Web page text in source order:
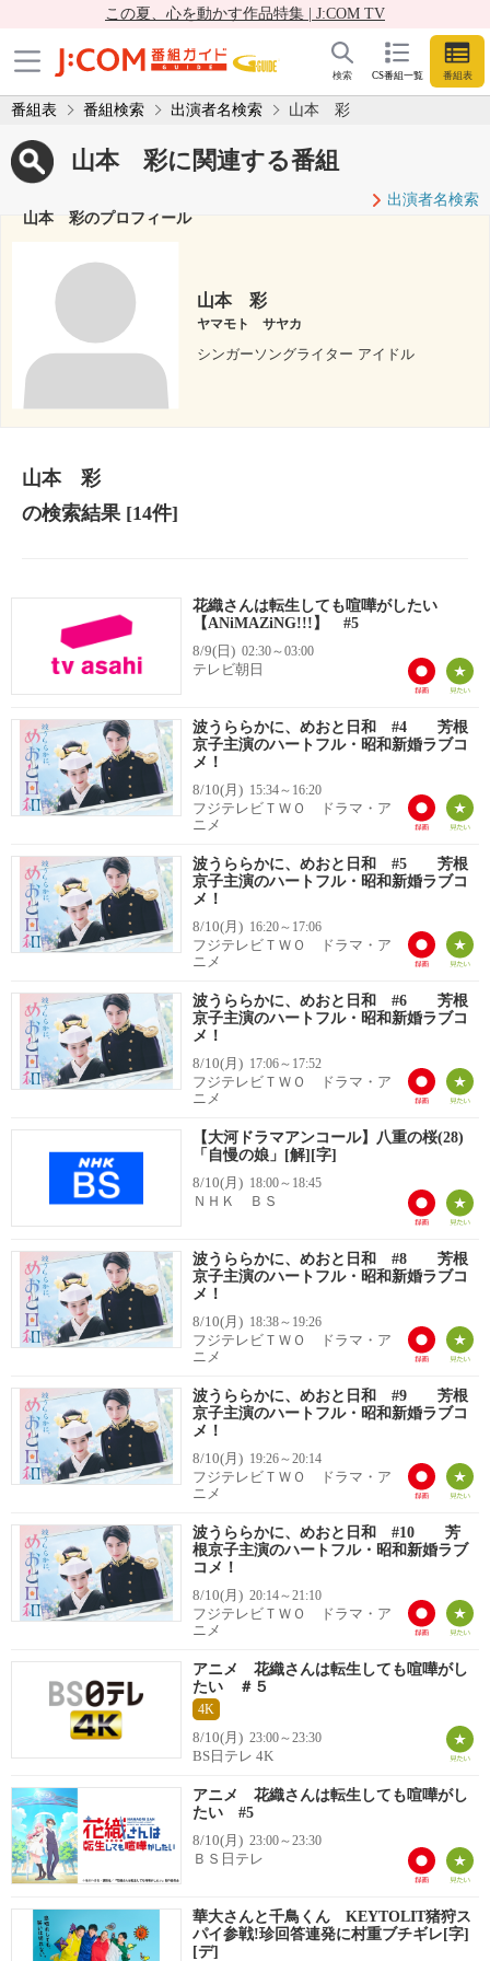
この夏、心を動かす作品特集 | J:COM TV
CS番組一覧 番組表
検索
番組表 番組検索 出演者名検索 山本 彩
山本 彩に関連する番組
出演者名検索
山本 彩のプロフィール
山本 彩
ヤマモト サヤカ
シンガーソングライター アイドル
山本 彩
の検索結果[14件]
花織さんは転生しても喧嘩がしたい
【ANiMAZiNG!!!】 #5
8/9(日) 02:30～03:00
テレビ朝日
波うららかに、めおと日和 #4 芳根
京子主演のハートフル・昭和新婚ラブコ
メ！
8/10(月) 15:34～16:20
フジテレビＴＷＯ ドラマ・ア
ニメ
波うららかに、めおと日和 #5 芳根
京子主演のハートフル・昭和新婚ラブコ
メ！
8/10(月) 16:20～17:06
フジテレビＴＷＯ ドラマ・ア
ニメ
波うららかに、めおと日和 #6 芳根
京子主演のハートフル・昭和新婚ラブコ
メ！
8/10(月) 17:06～17:52
フジテレビＴＷＯ ドラマ・ア
ニメ
【大河ドラマアンコール】八重の桜(28)
「自慢の娘」[解][字]
8/10(月) 18:00～18:45
ＮＨＫ ＢＳ
波うららかに、めおと日和 #8 芳根
京子主演のハートフル・昭和新婚ラブコ
メ！
8/10(月) 18:38～19:26
フジテレビＴＷＯ ドラマ・ア
ニメ
波うららかに、めおと日和 #9 芳根
京子主演のハートフル・昭和新婚ラブコ
メ！
8/10(月) 19:26～20:14
フジテレビＴＷＯ ドラマ・ア
ニメ
波うららかに、めおと日和 #10 芳
根京子主演のハートフル・昭和新婚ラブ
コメ！
8/10(月) 20:14～21:10
フジテレビＴＷＯ ドラマ・ア
ニメ
アニメ 花織さんは転生しても喧嘩がし
たい ＃５
4K
8/10(月) 23:00～23:30
BS日テレ 4K
アニメ 花織さんは転生しても喧嘩がし
たい #5
8/10(月) 23:00～23:30
ＢＳ日テレ
華大さんと千鳥くん KEYTOLIT猪狩ス
パイ参戦!珍回答連発に村重ブチギレ[字]
[デ]